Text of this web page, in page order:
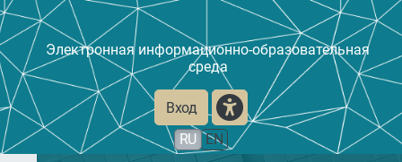
Электронная информационно-образовательная
среда
Вход
RU EN